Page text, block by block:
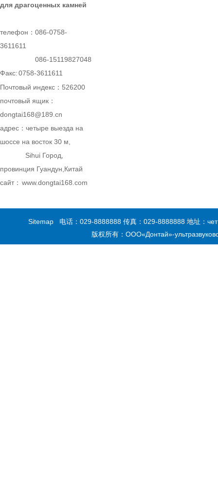
для драгоценных камней
телефон：086-0758-
3611611
086-15119827048
Факс:0758-3611611
Почтовый индекс：526200
почтовый ящик：
dongtai168@189.cn
адрес： четыре выезда на
шоссе на восток 30 м,
Sihui Город,
провинция Гуандун,Китай
сайт： www.dongtai168.com
Sitemap电话： 029-8888888传真： 029-8888888地址：
版权所有：ООО«Донтай»-